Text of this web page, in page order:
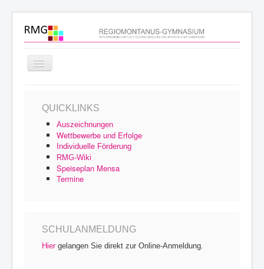
Navigation
an/aus
Schulprofil
Schulfamilie
Unterricht
Schulleben
QUICKLINKS
Auszeichnungen
Wettbewerbe und Erfolge
Individuelle Förderung
RMG-Wiki
Speiseplan Mensa
Termine
SCHULANMELDUNG
Hiergelangen Sie direkt zur Online-Anmeldung.